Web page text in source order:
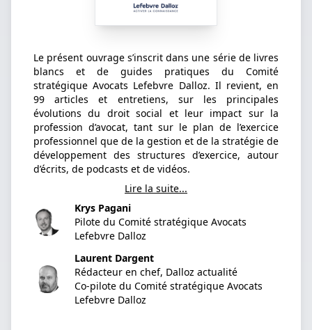
Le présent ouvrage s’inscrit dans une série de livres
blancs et de guides pratiques du Comité
stratégique Avocats Lefebvre Dalloz. Il revient, en
99 articles et entretiens, sur les principales
évolutions du droit social et leur impact sur la
profession d’avocat, tant sur le plan de l’exercice
professionnel que de la gestion et de la stratégie de
développement des structures d’exercice, autour
d’écrits, de podcasts et de vidéos.
Lire la suite...
Krys Pagani
Pilote du Comité stratégique Avocats
Lefebvre Dalloz
Laurent Dargent
Rédacteur en chef, Dalloz actualité
Co-pilote du Comité stratégique Avocats
Lefebvre Dalloz